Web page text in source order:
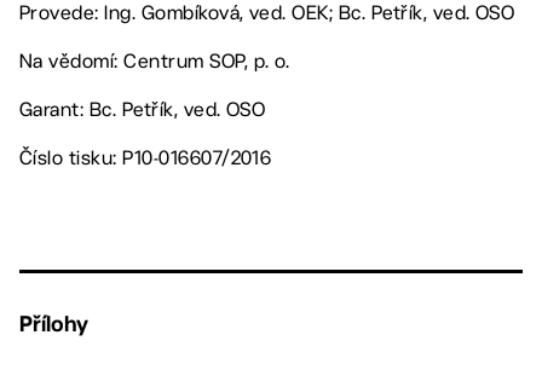
Provede: Ing. Gombíková, ved. OEK; Bc. Petřík, ved. OSO
Na vědomí: Centrum SOP, p. o.
Garant: Bc. Petřík, ved. OSO
Číslo tisku: P10-016607/2016
Přílohy